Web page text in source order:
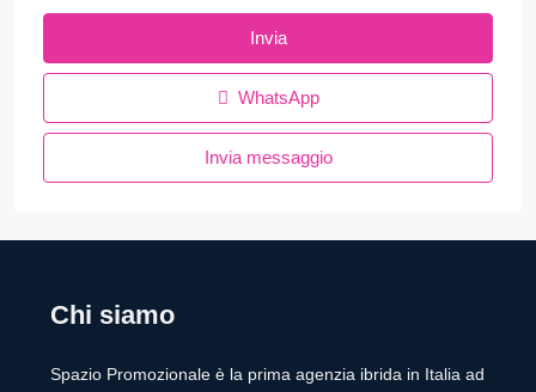
Invia
WhatsApp
Invia messaggio
Chi siamo
Spazio Promozionale è la prima agenzia ibrida in Italia ad